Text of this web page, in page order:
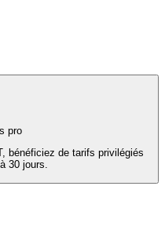
pro
bénéficiez de tarifs privilégiés
30 jours.